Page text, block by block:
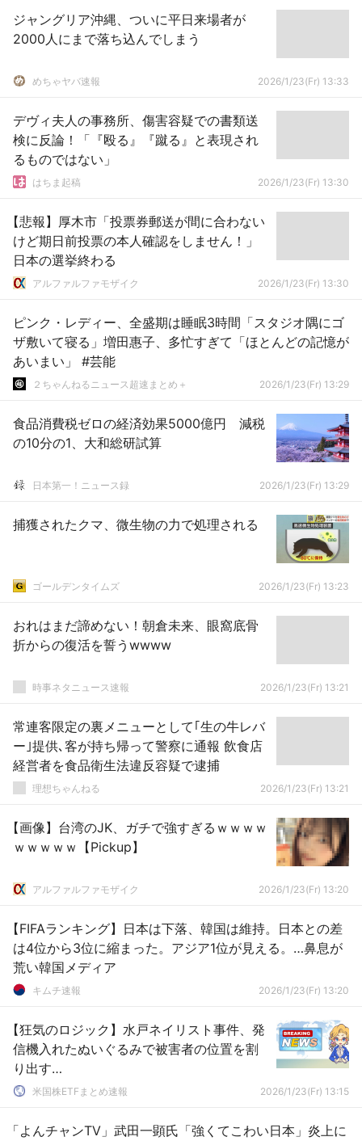
ジャングリア沖縄、ついに平日来場者が
2000人にまで落ち込んでしまう
めちゃヤバ速報 2026/1/23(Fr) 13:33
デヴィ夫人の事務所、傷害容疑での書類送
検に反論！「『殴る』『蹴る』と表現され
るものではない」
はちま起稿 2026/1/23(Fr) 13:30
【悲報】厚木市「投票券郵送が間に合わない
けど期日前投票の本人確認をしません！」
日本の選挙終わる
アルファルファモザイク 2026/1/23(Fr) 13:30
ピンク・レディー、全盛期は睡眠3時間「スタジオ隅にゴ
ザ敷いて寝る」増田惠子、多忙すぎて「ほとんどの記憶が
あいまい」 #芸能
２ちゃんねるニュース超速まとめ＋ 2026/1/23(Fr) 13:29
食品消費税ゼロの経済効果5000億円 減税
の10分の1、大和総研試算
日本第一！ニュース録 2026/1/23(Fr) 13:29
捕獲されたクマ、微生物の力で処理される
ゴールデンタイムズ 2026/1/23(Fr) 13:23
おれはまだ諦めない！朝倉未来、眼窩底骨
折からの復活を誓うwwww
時事ネタニュース速報 2026/1/23(Fr) 13:21
常連客限定の裏メニューとして｢生の牛レバ
ー｣提供､客が持ち帰って警察に通報 飲食店
経営者を食品衛生法違反容疑で逮捕
理想ちゃんねる 2026/1/23(Fr) 13:21
【画像】台湾のJK、ガチで強すぎるｗｗｗｗ
ｗｗｗｗｗ【Pickup】
アルファルファモザイク 2026/1/23(Fr) 13:20
【FIFAランキング】日本は下落、韓国は維持。日本との差
は4位から3位に縮まった。アジア1位が見える。…鼻息が
荒い韓国メディア
キムチ速報 2026/1/23(Fr) 13:20
【狂気のロジック】水戸ネイリスト事件、発
信機入れたぬいぐるみで被害者の位置を割
り出す…
米国株ETFまとめ速報 2026/1/23(Fr) 13:15
「よんチャンTV」武田一顕氏「強くてこわい日本」炎上に